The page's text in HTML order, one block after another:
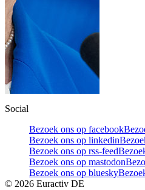
Social
Bezoek ons op facebook
Bezoek ons op linkedin
Bezoek ons op rss-feed
Bezoek ons op mastodon
Bezoek ons op bluesky
© 2026 Euractiv DE